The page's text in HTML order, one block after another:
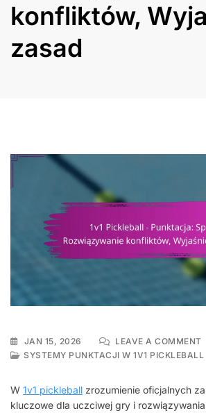
konfliktów,
zasad
JAN 15, 2026 LEAVE A COMMENT
SYSTEMY PUNKTACJI W 1V1 PICKLEBALL
W 1v1 pickleball zrozumienie oficjalnych
kluczowe dla uczciwej gry i